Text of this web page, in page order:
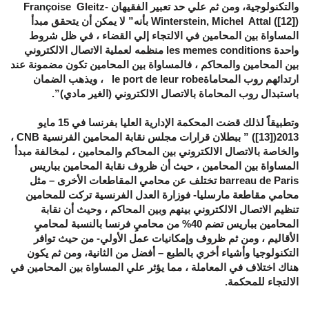
والتكنولوجية، ومن ثم علي حد تعبير الفقيهان Françoise Gleitz-
Winterstein, Michel Attal ([12]) بأنه” لا يمكن أن يتحقق مبدأ
المساواة بين المحامين في الالتجاء إلي القضاء ، في ظل شروط
واحدة les memes conditions منظمه لعملية الاتصال الالكتروني
بين المحامين والمحاكم ، فالمساواة بين المحامين تكون مضمونة عند
ارتدائهم روب المحاماةle port de leur robe ، ويذهب الضمان
باستبدال روب المحاماة بالاتصال الالكتروني (الغير مادي)”.
وتطبيقاً لذلك قضت المحكمة الإدارية العليا بفرنسا في 15 مايو
2013([13]) ” ببطلان قرارات مجلس نقابة المحامين الفرنسية CNB ،
والخاصة بالاتصال الالكتروني بين المحاكم والمحامين ، لمخالفة مبدأ
المساواة بين المحامين ، حيث أن ظروف نقابة المحامين بباريس
barreau de Paris تختلف عن محامي المقاطعات الأخرى – مثل
محامي مقاطعة مارسليا- فوزارة العدل الفرنسية تركت للمحامين
تنظيم الاتصال الالكتروني بينهم وبين المحاكم ، وحيث أن نقابة
المحامين بباريس تضم 40% من محاميِ فرنسا بالنسبة لمحاميِ
الأقاليم ، ومن ثم ظروف وإمكانيات عمل الأولي- من حيث توافر
التكنولوجيا وأشياء أخري بالطبع – أفضل من الثانية، ومن ثم يكون
هناك اختلاف في المعاملة ، مما يؤثر علي المساواة بين المحامين في
الالتجاء للمحكمة.